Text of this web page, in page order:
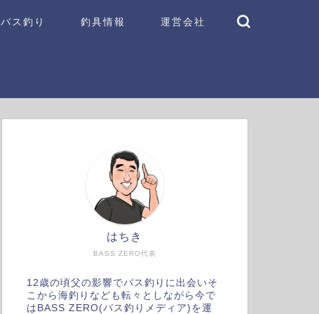
バス釣り 釣具情報 運営会社
BASS ZERO代表
はちき
12歳の頃父の影響でバス釣りに出会いそ
こから海釣りなども転々としながら今で
はBASS ZERO(バス釣りメディア)を運